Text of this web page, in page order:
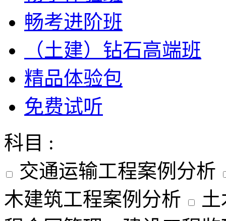
畅考进阶班
（土建）钻石高端班
精品体验包
免费试听
科目 :
交通运输工程案例分析
木建筑工程案例分析